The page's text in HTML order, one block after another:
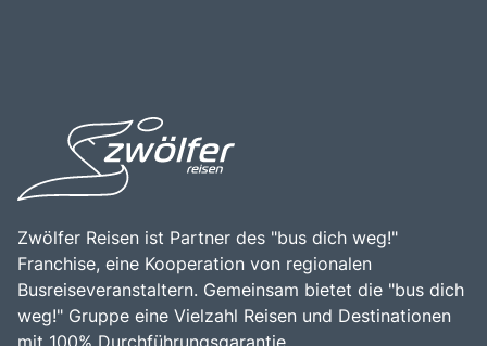
und den Charme dieser einzigartigen Region entdecken
möchten.
Zwölfer Reisen ist Partner des "bus dich weg!"
Franchise, eine Kooperation von regionalen
Busreiseveranstaltern. Gemeinsam bietet die "bus dich
weg!" Gruppe eine Vielzahl Reisen und Destinationen
mit 100% Durchführungsgarantie.